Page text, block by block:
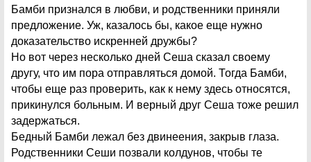
Бамби признался в любви, и родственники приняли
предложение. Уж, казалось бы, какое еще нужно
доказательство искренней дружбы?
Но вот через несколько дней Сеша сказал своему
другу, что им пора отправляться домой. Тогда Бамби,
чтобы еще раз проверить, как к нему здесь относятся,
прикинулся больным. И верный друг Сеша тоже решил
задержаться.
Бедный Бамби лежал без двинеения, закрыв глаза.
Родственники Сеши позвали колдунов, чтобы те